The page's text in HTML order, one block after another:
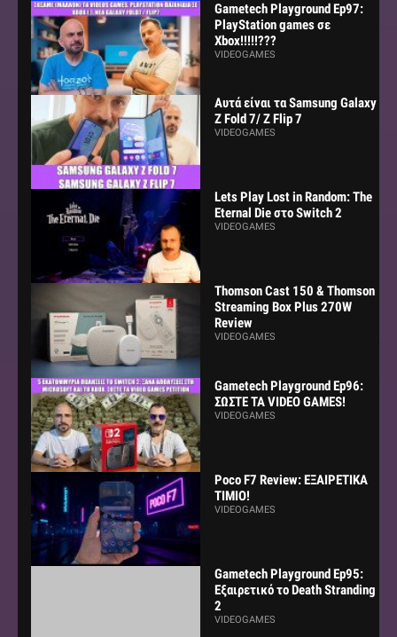
Gametech Playground Ep97:
PlayStation games σε
Xbox!!!!!???
VIDEOGAMES
Αυτά είναι τα Samsung Galaxy
Z Fold 7/ Z Flip 7
VIDEOGAMES
Lets Play Lost in Random: The
Eternal Die στο Switch 2
VIDEOGAMES
Thomson Cast 150 & Thomson
Streaming Box Plus 270W
Review
VIDEOGAMES
Gametech Playground Ep96:
ΣΩΣΤΕ ΤΑ VIDEO GAMES!
VIDEOGAMES
Poco F7 Review: ΕΞΑΙΡΕΤΙΚΑ
ΤΙΜΙΟ!
VIDEOGAMES
Gametech Playground Ep95:
Εξαιρετικό το Death Stranding
2
VIDEOGAMES